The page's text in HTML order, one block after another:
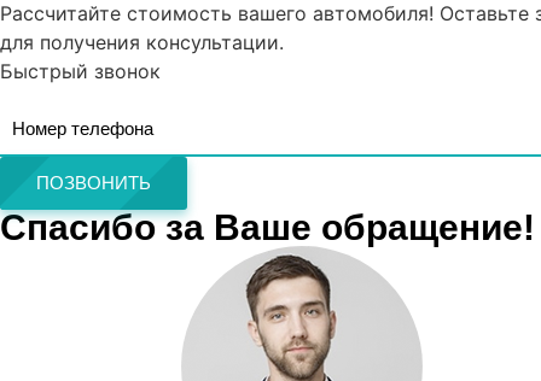
Рассчитайте стоимость вашего автомобиля! Оставьте
для получения консультации.
Быстрый звонок
ПОЗВОНИТЬ
Спасибо за Ваше обращение!